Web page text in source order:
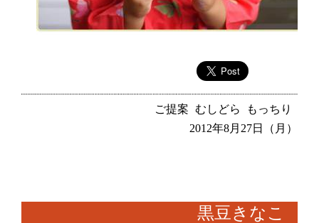
ご提案 むしどら
もっちり
2012年8月27日（月）
黒豆きなこ